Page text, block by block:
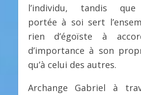
l’individu, tandis que
portée à soi sert
rien d’égoïste à
d’importance à son
qu’à celui des autres.
Archange Gabriel à